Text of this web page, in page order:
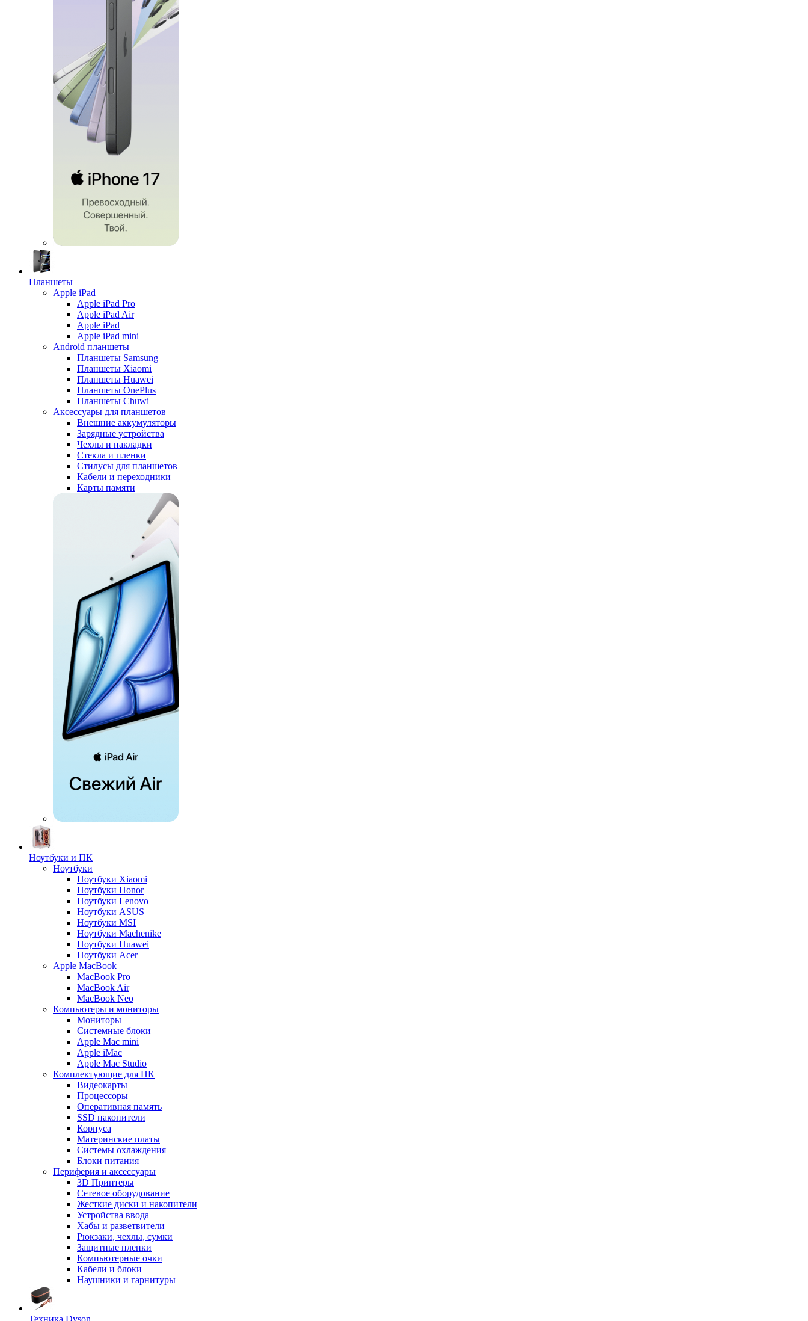
Планшеты
Apple iPad
Apple iPad Pro
Apple iPad Air
Apple iPad
Apple iPad mini
Android планшеты
Планшеты Samsung
Планшеты Xiaomi
Планшеты Huawei
Планшеты OnePlus
Планшеты Chuwi
Аксессуары для планшетов
Внешние аккумуляторы
Зарядные устройства
Чехлы и накладки
Стекла и пленки
Стилусы для планшетов
Кабели и переходники
Карты памяти
Ноутбуки и ПК
Ноутбуки
Ноутбуки Xiaomi
Ноутбуки Honor
Ноутбуки Lenovo
Ноутбуки ASUS
Ноутбуки MSI
Ноутбуки Machenike
Ноутбуки Huawei
Ноутбуки Acer
Apple MacBook
MacBook Pro
MacBook Air
MacBook Neo
Компьютеры и мониторы
Мониторы
Системные блоки
Apple Mac mini
Apple iMac
Apple Mac Studio
Комплектующие для ПК
Видеокарты
Процессоры
Оперативная память
SSD накопители
Корпуса
Материнские платы
Системы охлаждения
Блоки питания
Периферия и аксессуары
3D Принтеры
Сетевое оборудование
Жесткие диски и накопители
Устройства ввода
Хабы и разветвители
Рюкзаки, чехлы, сумки
Защитные пленки
Компьютерные очки
Кабели и блоки
Наушники и гарнитуры
Техника Dyson